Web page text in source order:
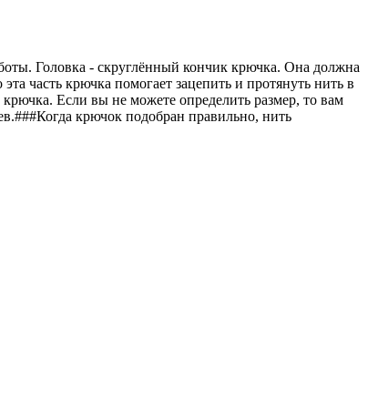
Головка - скруглённый кончик крючка. Она должна
часть крючка помогает зацепить и протянуть нить в
Если вы не можете определить размер, то вам
крючок подобран правильно, нить